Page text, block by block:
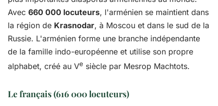
Avec 660 000 locuteurs, l'arménien se maintient dans
la région de Krasnodar, à Moscou et dans le sud de la
Russie. L'arménien forme une branche indépendante
de la famille indo-européenne et utilise son propre
alphabet, créé au Ve siècle par Mesrop Machtots.
Le français (616 000 locuteurs)